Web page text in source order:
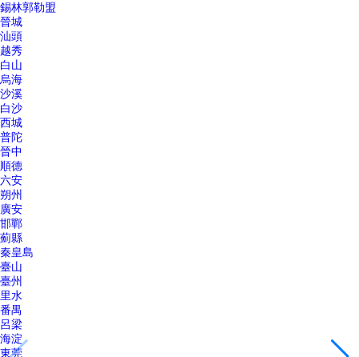
錫林郭勒盟
晉城
汕頭
越秀
白山
烏海
沙溪
白沙
西城
普陀
晉中
順德
六安
朔州
廣安
邯鄲
薊縣
秦皇島
臺山
臺州
里水
番禺
呂梁
海淀
東莞